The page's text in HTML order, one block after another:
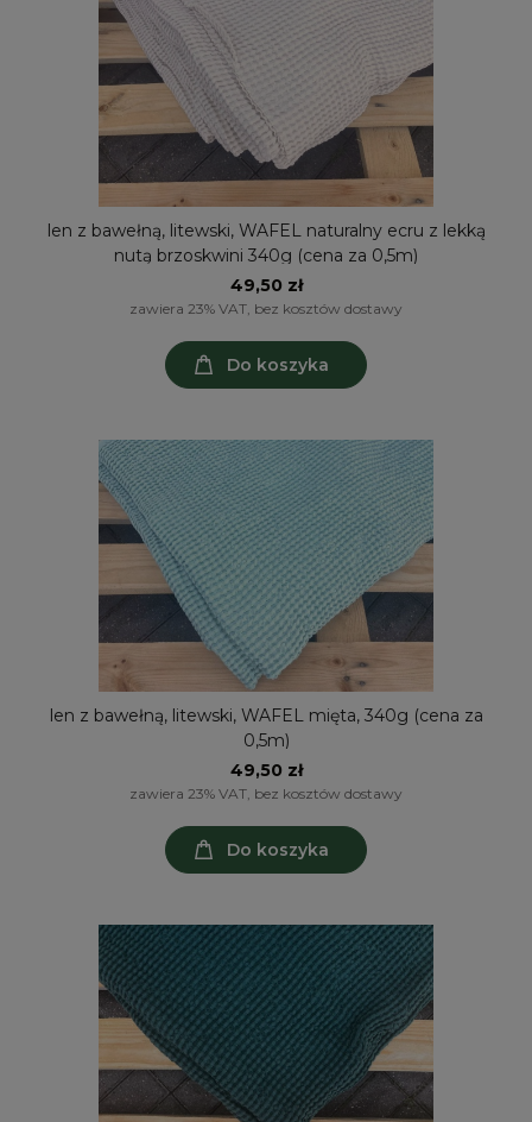
len z bawełną, litewski, WAFEL naturalny ecru z lekką
nutą brzoskwini 340g (cena za 0,5m)
49,50 zł
zawiera 23% VAT, bez kosztów dostawy
Do koszyka
len z bawełną, litewski, WAFEL mięta, 340g (cena za
0,5m)
49,50 zł
zawiera 23% VAT, bez kosztów dostawy
Do koszyka